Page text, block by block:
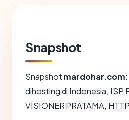
Snapshot
Snapshot mardohar.com
dihosting di Indonesia, ISP
VISIONER PRATAMA,